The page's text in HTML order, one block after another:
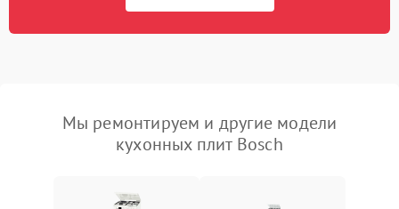
Мы ремонтируем и другие модели
кухонных плит Bosch